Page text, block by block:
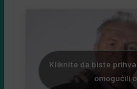
Kliknite da biste
omogućili